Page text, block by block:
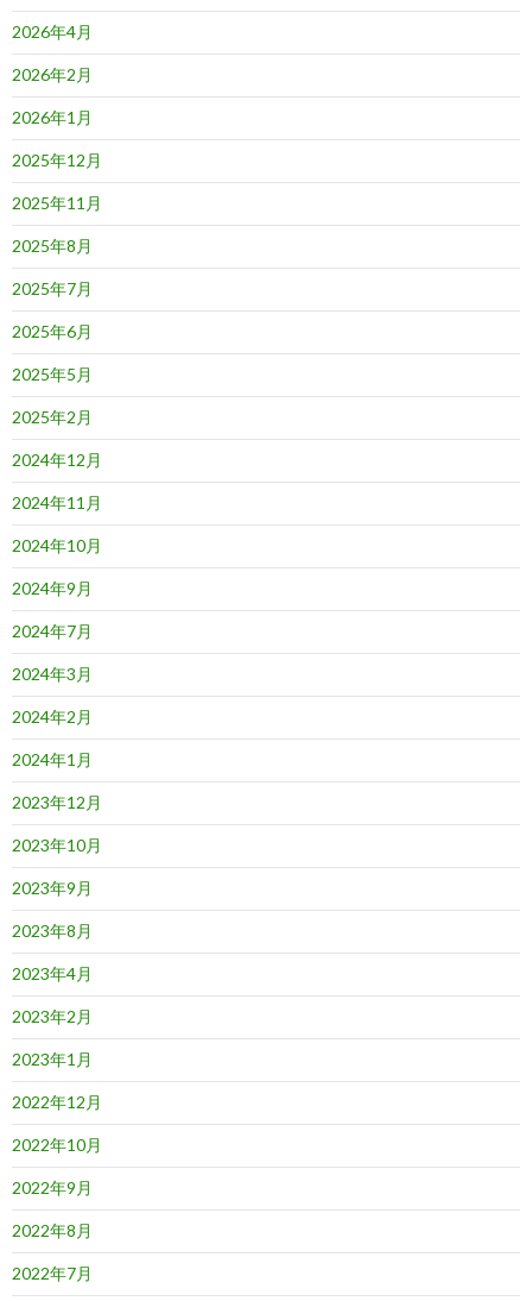
2026年4月
2026年2月
2026年1月
2025年12月
2025年11月
2025年8月
2025年7月
2025年6月
2025年5月
2025年2月
2024年12月
2024年11月
2024年10月
2024年9月
2024年7月
2024年3月
2024年2月
2024年1月
2023年12月
2023年10月
2023年9月
2023年8月
2023年4月
2023年2月
2023年1月
2022年12月
2022年10月
2022年9月
2022年8月
2022年7月